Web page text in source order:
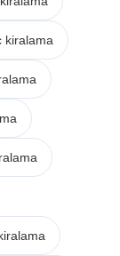
kiralama